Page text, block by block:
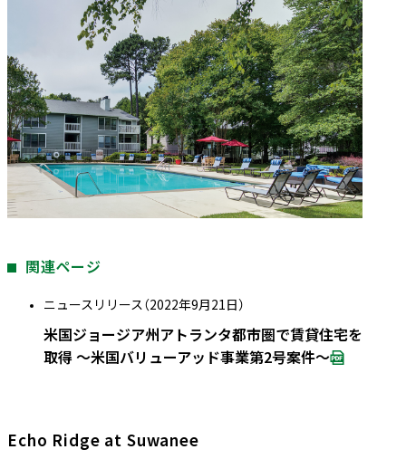
関連ページ
ニュースリリース（2022年9月21日）
米国ジョージア州アトランタ都市圏で賃貸住宅を
取得 ～米国バリューアッド事業第2号案件～
Echo Ridge at Suwanee